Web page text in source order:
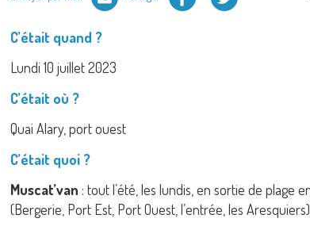
C’était quand ?
Lundi 10 juillet 2023
C’était où ?
Quai Alary, port ouest
C’était quoi ?
Muscat’van : tout l’été, les lundis, en sortie de plage
(Bergerie, Port Est, Port Ouest, l’entrée, les